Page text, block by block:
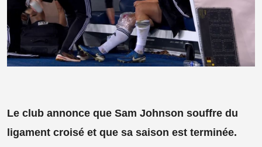
Le club annonce que Sam Johnson souffre du
ligament croisé et que sa saison est terminée.